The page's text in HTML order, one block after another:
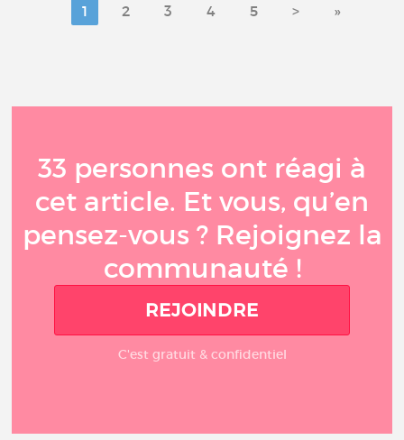
1 2 3 4 5 > »
33 personnes ont réagi à
cet article. Et vous, qu’en
pensez-vous ? Rejoignez la
communauté !
REJOINDRE
C'est gratuit & confidentiel